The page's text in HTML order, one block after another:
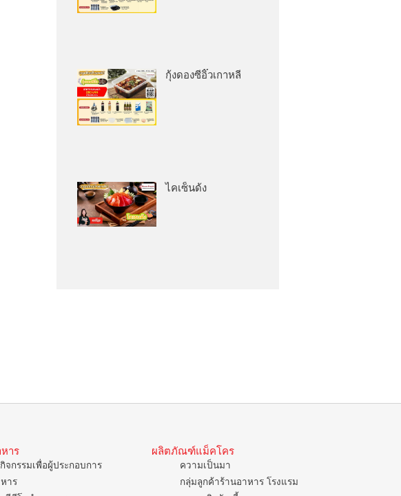
กุ้งดองซีอิ๊วเกาหลี
ไคเซ็นด้ง
าร
จกรรมเพื่อผู้ประกอบการ
าร
ผลิตภัณฑ์แม็คโคร
ความเป็นมา
กลุ่มลูกค้าร้านอาหาร โรงแรม